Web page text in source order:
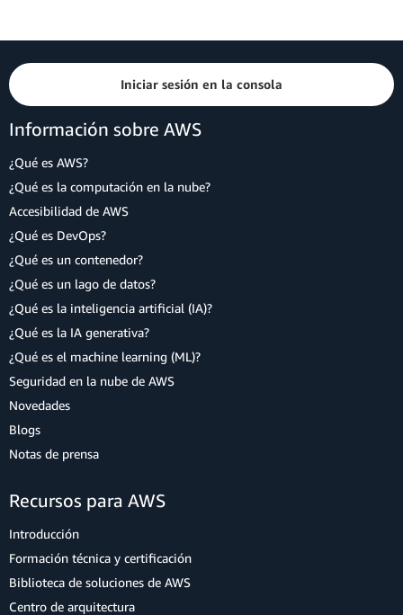
Iniciar sesión en la consola
Información sobre AWS
¿Qué es AWS?
¿Qué es la computación en la nube?
Accesibilidad de AWS
¿Qué es DevOps?
¿Qué es un contenedor?
¿Qué es un lago de datos?
¿Qué es la inteligencia artificial (IA)?
¿Qué es la IA generativa?
¿Qué es el machine learning (ML)?
Seguridad en la nube de AWS
Novedades
Blogs
Notas de prensa
Recursos para AWS
Introducción
Formación técnica y certificación
Biblioteca de soluciones de AWS
Centro de arquitectura